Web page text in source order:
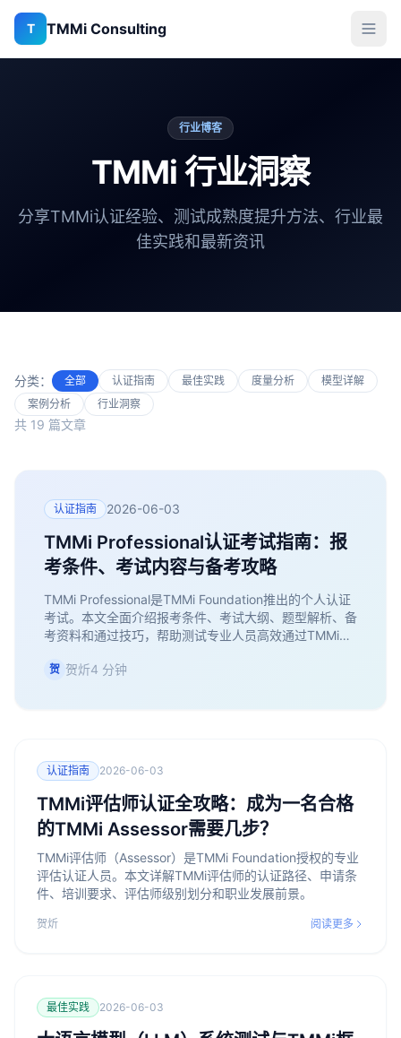
T TMMi Consulting
行业博客
TMMi 行业洞察
分享TMMi认证经验、测试成熟度提升方法、行业最
佳实践和最新资讯
分类： 全部 认证指南 最佳实践 度量分析
模型详解
案例分析
行业洞察
共 19 篇文章
认证指南 2026-06-03
TMMi Professional认证考试指南：报
考条件、考试内容与备考攻略
TMMi Professional是TMMi Foundation推出的个人认证
考试。本文全面介绍报考条件、考试大纲、题型解析、备
考资料和通过技巧，帮助测试专业人员高效通过TMMi
贺 贺炘4 分钟
认证指南 2026-06-03
TMMi评估师认证全攻略：成为一名合格
的TMMi Assessor需要几步？
TMMi评估师（Assessor）是TMMi Foundation授权的专业
评估认证人员。本文详解TMMi评估师的认证路径、申请条
件、培训要求、评估师级别划分和职业发展前景。
贺炘 阅读更多
最佳实践 2026-06-03